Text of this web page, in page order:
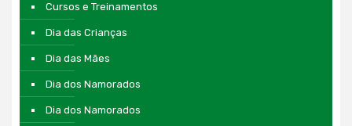
Cursos e Treinamentos
Dia das Crianças
Dia das Mães
Dia dos Namorados
Dia dos Namorados